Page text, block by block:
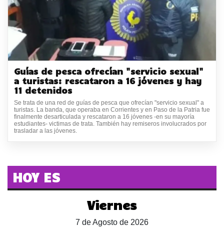
Guías de pesca ofrecían "servicio sexual"
a turistas: rescataron a 16 jóvenes y hay
11 detenidos
Se trata de una red de guías de pesca que ofrecían "servicio sexual" a
turistas. La banda, que operaba en Corrientes y en Paso de la Patria fue
finalmente desarticulada y rescataron a 16 jóvenes -en su mayoría
estudiantes- victimas de trata. También hay remiseros involucrados por
trasladar a las jóvenes.
HOY ES
Viernes
7 de Agosto de 2026